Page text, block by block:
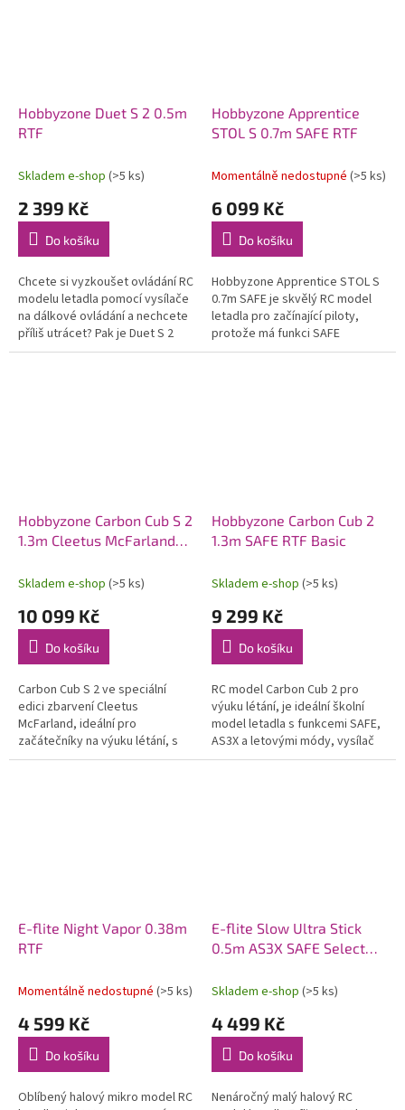
Hobbyzone Duet S 2 0.5m
RTF
Skladem e-shop (>5 ks)
2 399 Kč
Do košíku
Chcete si vyzkoušet ovládání RC
modelu letadla pomocí vysílače
na dálkové ovládání a nechcete
příliš utrácet? Pak je Duet S 2
určen právě pro vás. Vše
Hobbyzone Apprentice
STOL S 0.7m SAFE RTF
Momentálně nedostupné (>5 ks)
6 099 Kč
Do košíku
Hobbyzone Apprentice STOL S
0.7m SAFE je skvělý RC model
letadla pro začínající piloty,
protože má funkci SAFE
(ochrana letové obálky),
Hobbyzone Carbon Cub S 2
1.3m Cleetus McFarland
Skladem e-shop (>5 ks)
10 099 Kč
Do košíku
Carbon Cub S 2 ve speciální
edici zbarvení Cleetus
McFarland, ideální pro
začátečníky na výuku létání, s
funkcemi AS3X, SAFE a letovými
Hobbyzone Carbon Cub 2
1.3m SAFE RTF Basic
Skladem e-shop (>5 ks)
9 299 Kč
Do košíku
RC model Carbon Cub 2 pro
výuku létání, je ideální školní
model letadla s funkcemi SAFE,
AS3X a letovými módy, vysílač
Spektrum DXS DSMX s
E-flite Night Vapor 0.38m
RTF
Momentálně nedostupné (>5 ks)
4 599 Kč
Do košíku
Oblíbený halový mikro model RC
E-flite Slow Ultra Stick
0.5m AS3X SAFE Select
Skladem e-shop (>5 ks)
4 499 Kč
Do košíku
Nenáročný malý halový RC